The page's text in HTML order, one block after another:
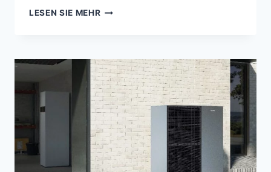
LESEN SIE MEHR COMBIEN
PHOTOVOLTAÏQUE
DE
500 WC
PAR
JOUR ?